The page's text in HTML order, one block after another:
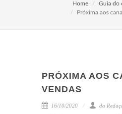
Home
Guia do
Próxima aos
PRÓXIMA AOS
VENDAS
16/10/2020 da